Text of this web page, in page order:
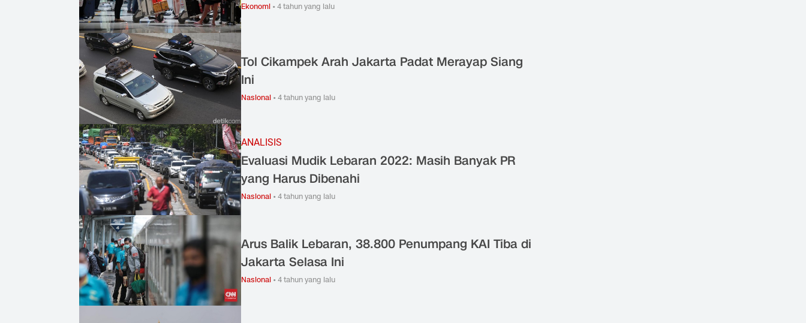
Ekonomi •4 tahun yang lalu
Tol Cikampek Arah Jakarta Padat Merayap Siang
Ini
Nasional •4 tahun yang lalu
ANALISIS
Evaluasi Mudik Lebaran 2022: Masih Banyak PR
yang Harus Dibenahi
Nasional •4 tahun yang lalu
Arus Balik Lebaran, 38.800 Penumpang KAI Tiba di
Jakarta Selasa Ini
Nasional •4 tahun yang lalu